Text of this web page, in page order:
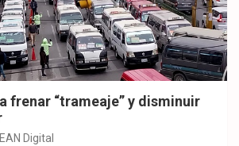
frenar “trameaje” y disminuir
EAN Digital